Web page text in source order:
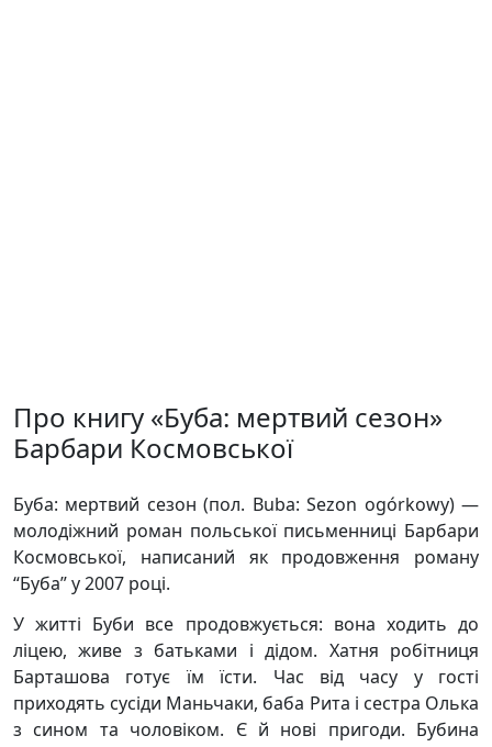
Про книгу «Буба: мертвий сезон»
Барбари Космовської
Буба: мертвий сезон (пол. Buba: Sezon ogórkowy) —
молодіжний роман польської письменниці Барбари
Космовської, написаний як продовження роману
“Буба” у 2007 році.
У житті Буби все продовжується: вона ходить до
ліцею, живе з батьками і дідом. Хатня робітниця
Барташова готує їм їсти. Час від часу у гості
приходять сусіди Маньчаки, баба Рита і сестра Олька
з сином та чоловіком. Є й нові пригоди. Бубина